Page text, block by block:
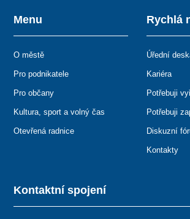
Kontaktní spojení
Menu
O městě
Pro podnikatele
Pro občany
Kultura, sport a volný čas
Otevřená radnice
Rychlá
Úřední
Kariéra
Potřebuji
Potřebuji
Diskuzní
Kontakty